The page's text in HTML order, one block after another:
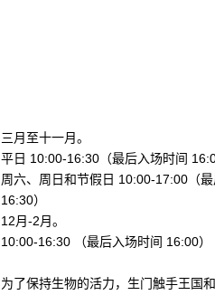
三月至十一月。
平日 10:00-16:30（最后入场时间
周六、周日和节假日 10:00-17:00（
16:30）
12月-2月。
10:00-16:30 （最后入场时间 16:00）
为了保持生物的活力，生门触手王国